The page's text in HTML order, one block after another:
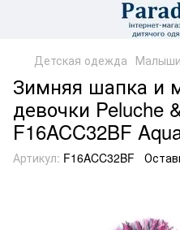
Детская одежда
Зимняя шапка и
девочки Peluche
F16ACC32BF
Артикул: F16ACC32BF